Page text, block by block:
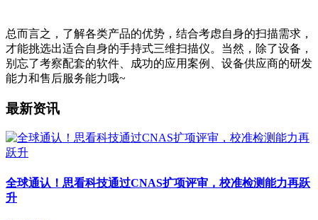
总而言之，了解各类产品的优势，结合考虑自身的扫描需求，
才能挑选出适合自身的手持式三维扫描仪。当然，除了设备，
别忘了考察配套的软件、成功的应用案例、设备供应商的研发
能力和售后服务能力哦~
最新资讯
全球通认！思看科技通过CNAS扩项评审，校准检测能力再跃
升